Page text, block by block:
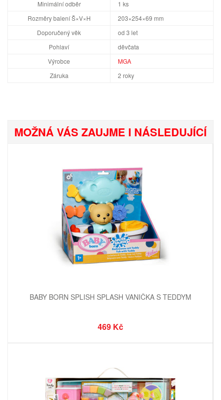
Minimální odběr
1 ks
Rozměry balení Š×V×H
203×254×69 mm
Doporučený věk
od 3 let
Pohlaví
děvčata
Výrobce
MGA
Záruka
2 roky
MOŽNÁ VÁS ZAUJME I NÁSLEDUJÍCÍ
BABY BORN SPLISH SPLASH VANIČKA S TEDDYM
469 Kč